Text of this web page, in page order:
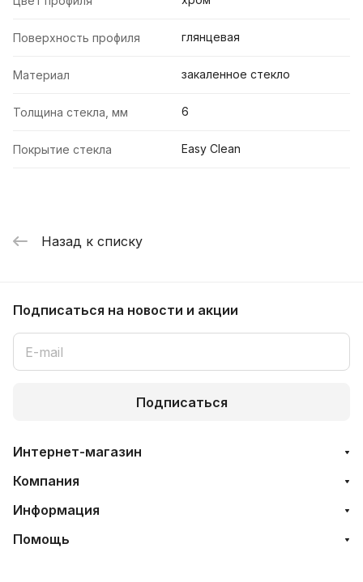
Поверхность профиля глянцевая
Материал закаленное стекло
Толщина стекла, мм 6
Покрытие стекла Easy Clean
Назад к списку
Подписаться на новости и акции
Подписаться
Интернет-магазин
Компания
Информация
Помощь